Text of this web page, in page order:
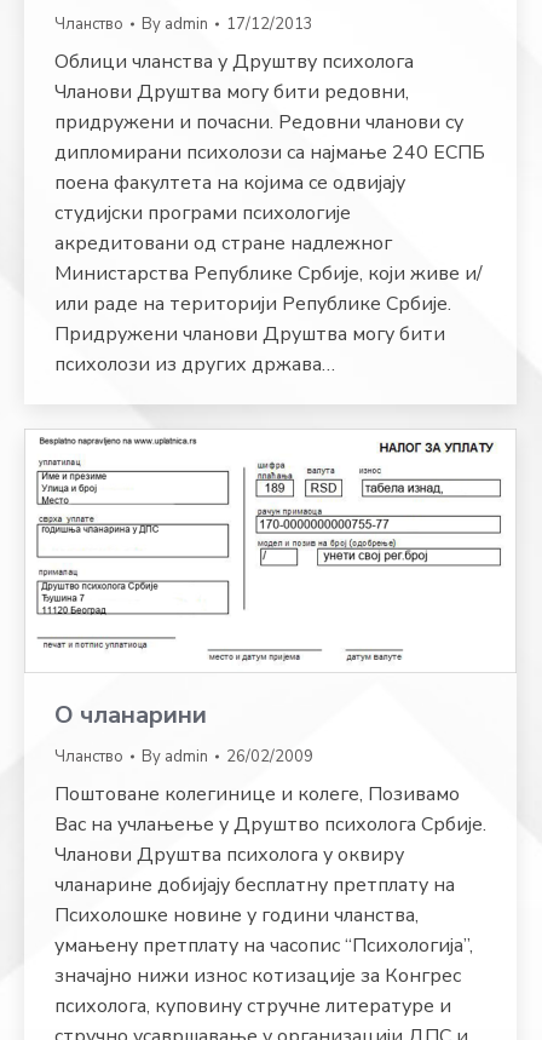
Чланство By admin 17/12/2013
Облици чланства у Друштву психолога
Чланови Друштва могу бити редовни,
придружени и почасни. Редовни чланови су
дипломирани психолози са најмање 240 ЕСПБ
поена факултета на којима се одвијају
студијски програми психологије
акредитовани од стране надлежног
Министарства Републике Србије, који живе и/
или раде на територији Републике Србије.
Придружени чланови Друштва могу бити
психолози из других држава…
О чланарини
Чланство By admin 26/02/2009
Поштоване колегинице и колеге, Позивамо
Вас на учлањење у Друштво психолога Србије.
Чланови Друштва психолога у оквиру
чланарине добијају бесплатну претплату на
Психолошке новине у години чланства,
умањену претплату на часопис “Психологија”,
значајно нижи износ котизације за Конгрес
психолога, куповину стручне литературе и